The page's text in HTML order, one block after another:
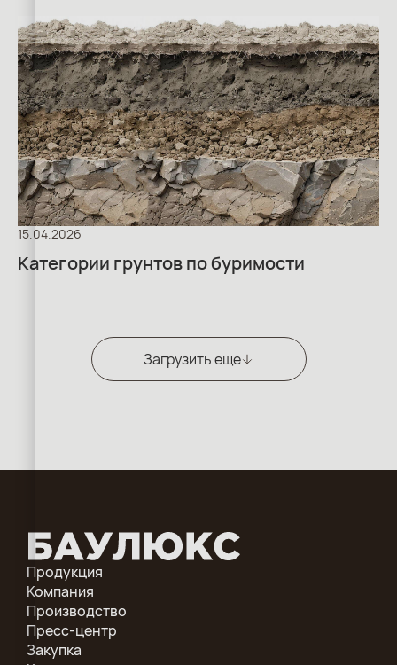
15.04.2026
Категории грунтов по буримости
Загрузить еще
Продукция
Компания
Производство
Пресс-центр
Закупка